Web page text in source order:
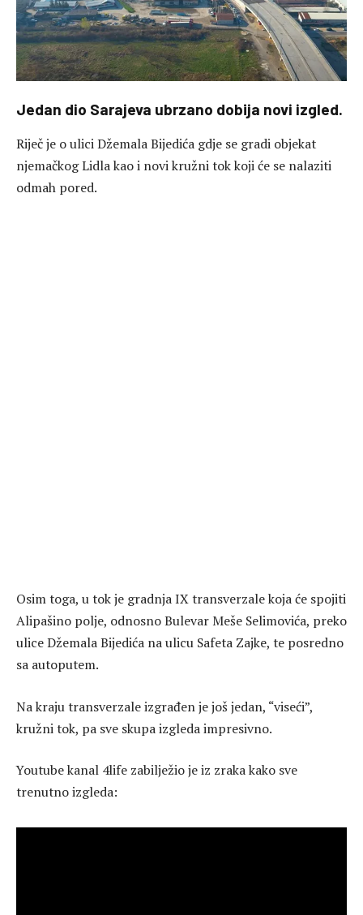
Jedan dio Sarajeva ubrzano dobija novi izgled.
Riječ je o ulici Džemala Bijedića gdje se gradi objekat
njemačkog Lidla kao i novi kružni tok koji će se nalaziti
odmah pored.
Osim toga, u tok je gradnja IX transverzale koja će spojiti
Alipašino polje, odnosno Bulevar Meše Selimovića, preko
ulice Džemala Bijedića na ulicu Safeta Zajke, te posredno
sa autoputem.
Na kraju transverzale izgrađen je još jedan, “viseći”,
kružni tok, pa sve skupa izgleda impresivno.
Youtube kanal 4life zabilježio je iz zraka kako sve
trenutno izgleda: